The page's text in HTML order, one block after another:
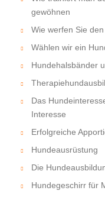
gewöhnen
Wie werfen Sie
Wählen wir ein
Hundehalsbänder
Das
Interesse
Erfolgreiche
Hundeausrüstung
Die
Hundegeschirr für